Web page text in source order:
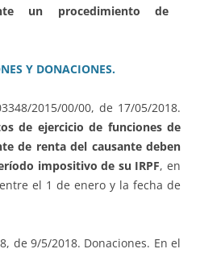
un procedimiento de
Y DONACIONES.
2015/00/00, de 17/05/2018.
de ejercicio de funciones de
de renta del causante deben
impositivo de su IRPF, en
el 1 de enero y la fecha de
de 9/5/2018. Donaciones. En el